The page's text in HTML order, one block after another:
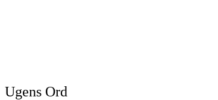
Ugens Ord